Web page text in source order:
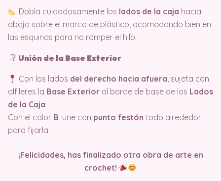
Dobla cuidadosamente los lados de la caja hacia
abajo sobre el marco de plástico, acomodando bien en
las esquinas para no romper el hilo.
Unión de la Base Exterior
Con los lados del derecho hacia afuera, sujeta con
alfileres la Base Exterior al borde de base de los Lados
de la Caja.
Con el color B, une con punto festón todo alrededor
para fijarla.
¡Felicidades, has finalizado otra obra de arte en
crochet!